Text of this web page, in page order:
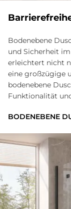
Bodenebene
und Sicherheit
erleichtert nicht
eine großzügige
bodenebene
Funktionalität
BODENEBENE